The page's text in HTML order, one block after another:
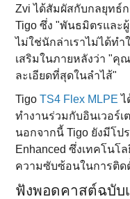
Zvi ได้สัมผัสกับกลยุทธ์
Tigo ซึ่ง "พันธมิตรและ
ไม่ใช่นักล่าเราไม่ได้ทํ
เสริมในภายหลังว่า "คุ
ละเอียดที่สุดในลําไส้"
TigoTS4 Flex MLPE ไ
ทํางานร่วมกับอินเวอร์
นอกจากนี้ Tigo ยังมีโป
Enhanced ซึ่งเทคโนโ
ความซับซ้อนในการติด
ฟังพอดคาสต์ฉบับ